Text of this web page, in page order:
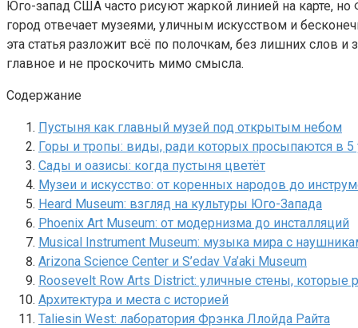
Юго-запад США часто рисуют жаркой линией на карте,
город отвечает музеями, уличным искусством и
эта статья разложит всё по полочкам, без лишних
главное и не проскочить мимо смысла.
Содержание
Пустыня как главный музей под открытым небом
Горы и тропы: виды, ради которых просыпаются в 5
Сады и оазисы: когда пустыня цветёт
Музеи и искусство: от коренных народов до
Heard Museum: взгляд на культуры Юго-Запада
Phoenix Art Museum: от модернизма до инсталляций
Musical Instrument Museum: музыка мира с
Arizona Science Center и S’edav Va’aki Museum
Roosevelt Row Arts District: уличные стены, которые
Архитектура и места с историей
Taliesin West: лаборатория Фрэнка Ллойда Райта